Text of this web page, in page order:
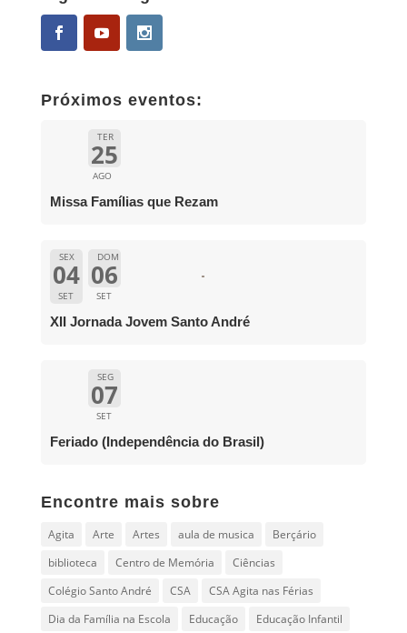
Próximos eventos:
TER
25
AGO
Missa Famílias que Rezam
SEX
04
SET
DOM
06
SET
XII Jornada Jovem Santo André
SEG
07
SET
Feriado (Independência do Brasil)
Encontre mais sobre
Agita Arte Artes aula de musica
Berçário
biblioteca
Centro de Memória
Ciências
Colégio Santo André
CSA
CSA Agita nas Férias
Dia da Família na Escola
Educação
Educação Infantil